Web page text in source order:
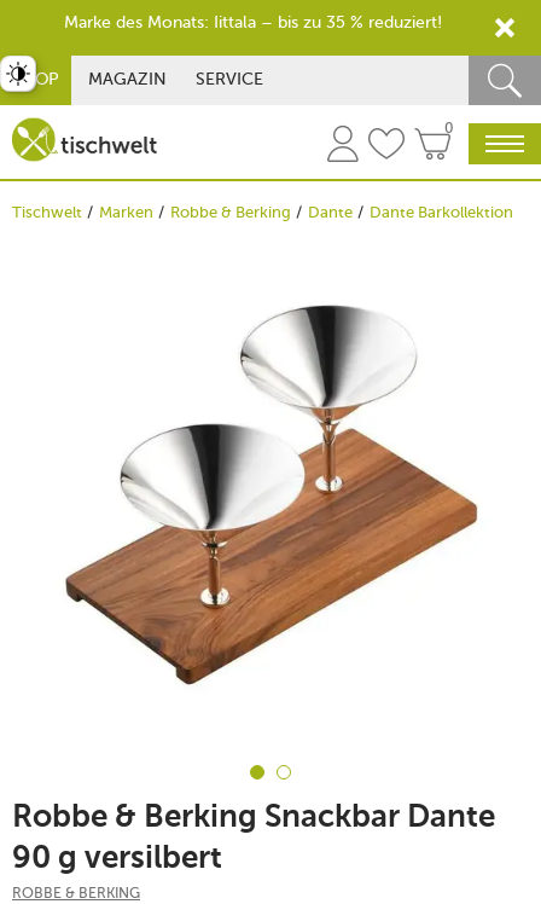
SHOP MAGAZIN SERVICE
0
Tischwelt Marken Robbe & Berking Dante Dante Barkollektion
Robbe & Berking Snackbar Dante
90 g versilbert
ROBBE & BERKING
umschalten
Marke des Monats: Iittala – bis zu 35 % reduziert!